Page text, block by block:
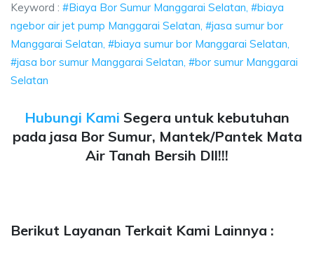
Keyword : #Biaya Bor Sumur Manggarai Selatan, #biaya
ngebor air jet pump Manggarai Selatan, #jasa sumur bor
Manggarai Selatan, #biaya sumur bor Manggarai Selatan,
#jasa bor sumur Manggarai Selatan, #bor sumur Manggarai
Selatan
Hubungi Kami Segera untuk kebutuhan
pada jasa Bor Sumur, Mantek/Pantek Mata
Air Tanah Bersih Dll!!!
Berikut Layanan Terkait Kami Lainnya :